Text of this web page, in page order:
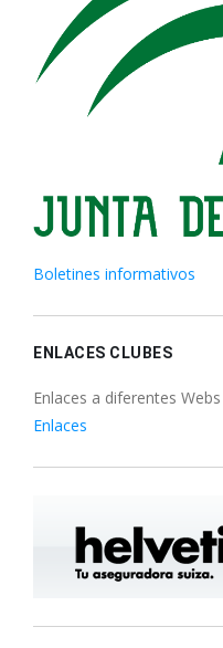
Boletines informativos
ENLACES CLUBES
Enlaces a diferentes
Enlaces